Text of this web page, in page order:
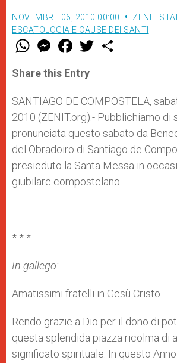
NOVEMBRE 06, 2010 00:00
ZENIT
ESCATOLOGIA E CAUSE DEI SANTI
W
t
s
p
p
M
e
s
e
g
e
r
F
a
e
b
o
k
w
r
Share this Entry
SANTIAGO DE COMPOSTELA,
2010 (ZENIT.org).- Pubblichiamo di
pronunciata questo sabato da
del Obradoiro di Santiago de
presieduto la Santa Messa in
giubilare compostelano.
* * *
In gallego:
Amatissimi fratelli in Gesù Cristo.
Rendo grazie a Dio per il dono di
questa splendida piazza ricolma di
significato spirituale. In questo